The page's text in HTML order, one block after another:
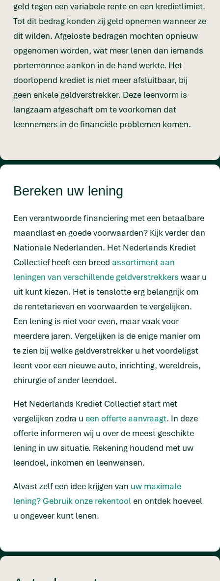
geld tegen een variabele rente en een kredietlimiet.
Tot dit bedrag konden zij geld opnemen wanneer ze
dit wilden. Afgeloste bedragen mochten opnieuw
opgenomen worden, wat meer lenen dan iemands
portemonnee aankon in de hand werkte. Het
doorlopend krediet is niet meer afsluitbaar, bij
geen enkele geldverstrekker. Deze leenvorm is
langzaam afgeschaft om te voorkomen dat
leennemers in de financiële problemen komen.
Bereken uw lening
Een verantwoorde financiering met een betaalbare
maandlast en goede voorwaarden? Kijk verder dan
Nationale Nederlanden. Het Nederlands Krediet
Collectief heeft een breed assortiment aan
leningen van verschillende geldverstrekkers waar u
uit kunt kiezen. Het is tenslotte erg belangrijk om
de rentetarieven en voorwaarden te vergelijken.
Een lening is niet voor even, maar vaak voor
meerdere jaren. Vergelijken is de enige manier om
te zien bij welke geldverstrekker u het voordeligst
leent voor een nieuwe auto, inrichting, wereldreis,
chirurgie of ander leendoel.
Het Nederlands Krediet Collectief start met
vergelijken zodra u een offerte aanvraagt. In deze
offerte informeren wij u over de meest geschikte
lening in uw situatie. Rekening houdend met uw
leendoel, inkomen en leenwensen.
Alvast zelf een idee krijgen van uw maximale
lening? Gebruik onze rekentool en ontdek hoeveel
u ongeveer kunt lenen.